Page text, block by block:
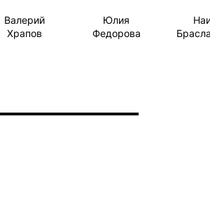
Валерий
Храпов
Юлия
Федорова